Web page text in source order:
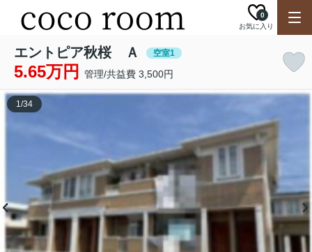
お気に入り
0
エントピア秋桜 Ａ 空室1
5.65万円 管理/共益費 3,500円
1/34